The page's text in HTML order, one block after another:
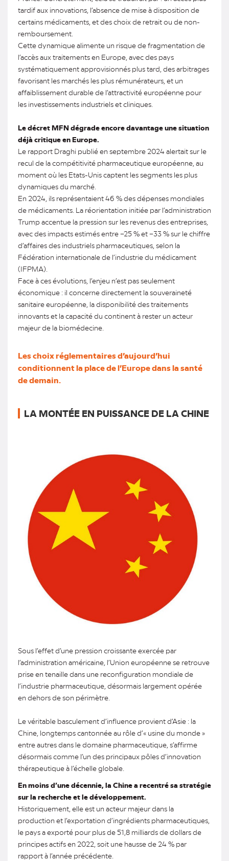
tardif aux innovations, l’absence de mise à disposition de
certains médicaments, et des choix de retrait ou de non-
remboursement.
Cette dynamique alimente un risque de fragmentation de
l’accès aux traitements en Europe, avec des pays
systématiquement approvisionnés plus tard, des arbitrages
favorisant les marchés les plus rémunérateurs, et un
affaiblissement durable de l’attractivité européenne pour
les investissements industriels et cliniques.
Le décret MFN dégrade encore davantage une situation
déjà critique en Europe.
Le rapport Draghi publié en septembre 2024 alertait sur le
recul de la compétitivité pharmaceutique européenne, au
moment où les Etats-Unis captent les segments les plus
dynamiques du marché.
En 2024, ils représentaient 46 % des dépenses mondiales
de médicaments. La réorientation initiée par l’administration
Trump accentue la pression sur les revenus des entreprises,
avec des impacts estimés entre –25 % et –33 % sur le chiffre
d’affaires des industriels pharmaceutiques, selon la
Fédération internationale de l’industrie du médicament
(IFPMA).
Face à ces évolutions, l’enjeu n’est pas seulement
économique : il concerne directement la souveraineté
sanitaire européenne, la disponibilité des traitements
innovants et la capacité du continent à rester un acteur
majeur de la biomédecine.
Les choix réglementaires d’aujourd’hui
conditionnent la place de l’Europe dans la santé
de demain.
LA MONTÉE EN PUISSANCE DE LA CHINE
Sous l’effet d’une pression croissante exercée par
l’administration américaine, l’Union européenne se retrouve
prise en tenaille dans une reconfiguration mondiale de
l’industrie pharmaceutique, désormais largement opérée
en dehors de son périmètre.
Le véritable basculement d’influence provient d’Asie : la
Chine, longtemps cantonnée au rôle d’« usine du monde »
entre autres dans le domaine pharmaceutique, s’affirme
désormais comme l’un des principaux pôles d’innovation
thérapeutique à l’échelle globale.
En moins d’une décennie, la Chine a recentré sa stratégie
sur la recherche et le développement.
Historiquement, elle est un acteur majeur dans la
production et l’exportation d’ingrédients pharmaceutiques,
le pays a exporté pour plus de 51,8 milliards de dollars de
principes actifs en 2022, soit une hausse de 24 % par
rapport à l’année précédente.